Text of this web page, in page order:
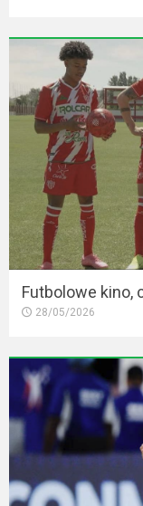
Futbolowe kino,
28/05/2026